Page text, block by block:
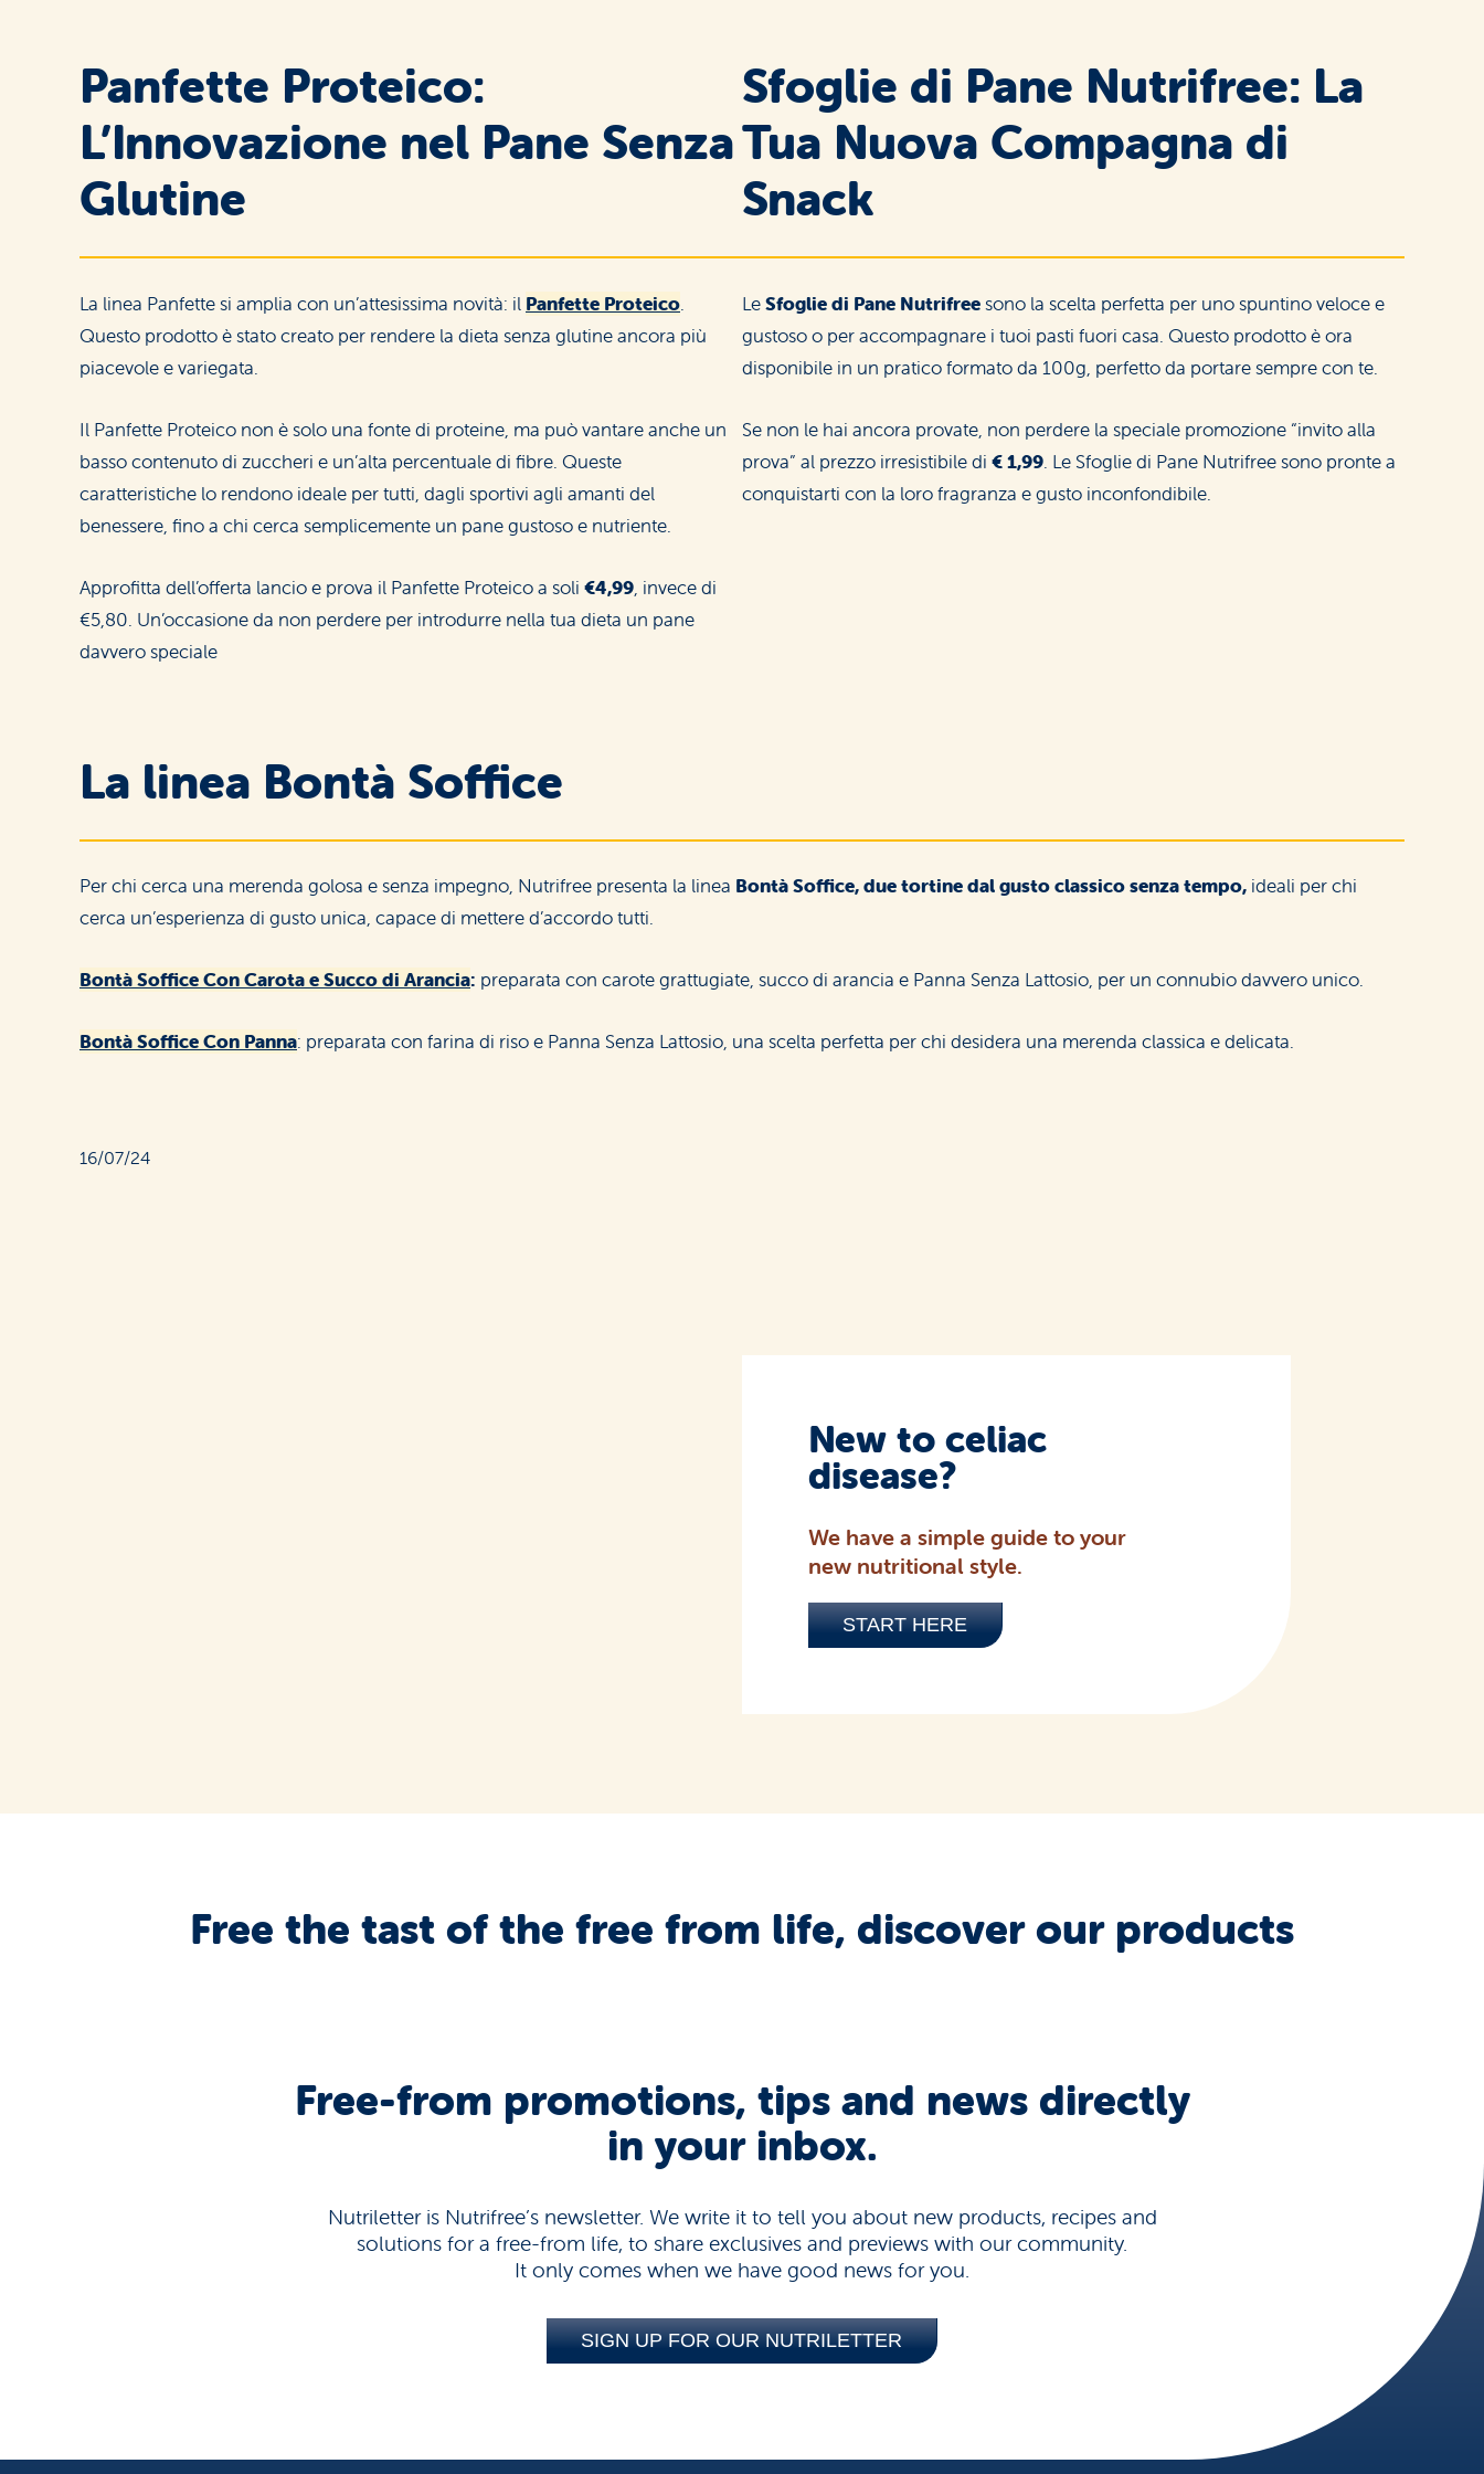
Breakfast
Street Food
Lactose‑free Wholemeal Wellness
Panfette Proteico:
L’Innovazione nel Pane Senza
Glutine
La linea Panfette si amplia con un’attesissima novità: il Panfette Proteico.
Questo prodotto è stato creato per rendere la dieta senza glutine ancora più
piacevole e variegata.
Il Panfette Proteico non è solo una fonte di proteine, ma può vantare anche un
basso contenuto di zuccheri e un’alta percentuale di fibre. Queste
caratteristiche lo rendono ideale per tutti, dagli sportivi agli amanti del
benessere, fino a chi cerca semplicemente un pane gustoso e nutriente.
Approfitta dell’offerta lancio e prova il Panfette Proteico a soli €4,99, invece di
€5,80. Un’occasione da non perdere per introdurre nella tua dieta un pane
davvero speciale
Sfoglie di Pane Nutrifree: La
Tua Nuova Compagna di
Snack
LeSfoglie di Pane Nutrifreesono la scelta perfetta per uno spuntino veloce e
gustoso o per accompagnare i tuoi pasti fuori casa. Questo prodotto è ora
disponibile in un pratico formato da 100g, perfetto da portare sempre con te.
Se non le hai ancora provate, non perdere la speciale promozione “invito alla
prova” al prezzo irresistibile di € 1,99. Le Sfoglie di Pane Nutrifree sono pronte a
conquistarti con la loro fragranza e gusto inconfondibile.
La linea Bontà Soffice
Per chi cerca una merenda golosa e senza impegno, Nutrifree presenta la linea Bontà Soffice, due tortine dal gusto classico senza tempo, ideali per chi
cerca un’esperienza di gusto unica, capace di mettere d’accordo tutti.
Bontà Soffice Con Carota e Succo di Arancia: preparata con carote grattugiate, succo di arancia e Panna Senza Lattosio, per un connubio davvero unico.
Bontà Soffice Con Panna: preparata con farina di riso e Panna Senza Lattosio, una scelta perfetta per chi desidera una merenda classica e delicata.
16/07/24
New to celiac
disease?
We have a simple guide to your
new nutritional style.
START HERE
Free the tast of the free from life, discover our products
Free-from promotions, tips and news directly
in your inbox.
Nutriletter is Nutrifree’s newsletter. We write it to tell you about new products, recipes and
solutions for a free-from life, to share exclusives and previews with our community.
It only comes when we have good news for you.
SIGN UP FOR OUR NUTRILETTER